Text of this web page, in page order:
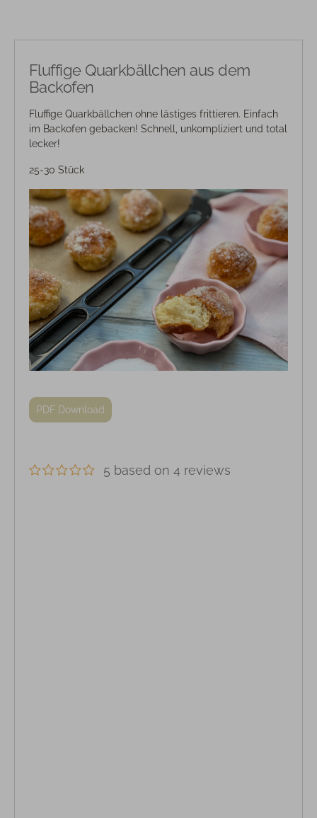
Fluffige Quarkbällchen aus dem
Backofen
Fluffige Quarkbällchen ohne lästiges frittieren. Einfach
im Backofen gebacken! Schnell, unkompliziert und total
lecker!
25-30 Stück
PDF Download
5 based on 4 reviews